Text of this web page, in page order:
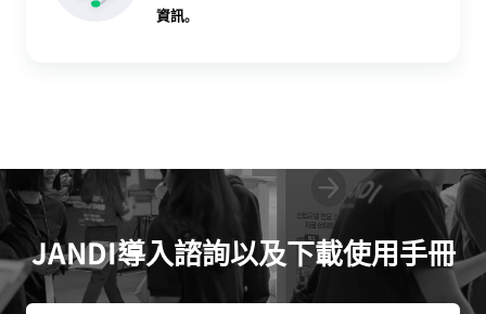
資訊。
JANDI導入諮詢以及下載使用手冊